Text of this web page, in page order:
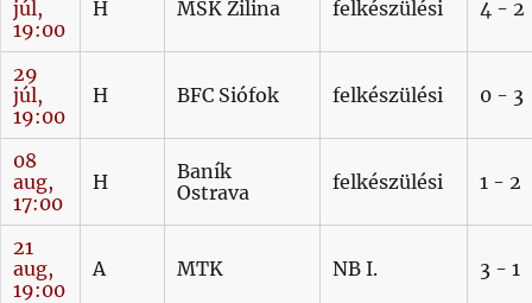
júl,
19:00
H MŠK Žilina felkészülési 4 - 2
29
júl,
19:00
H BFC Siófok felkészülési 0 - 3
08
aug,
17:00
H
Baník
Ostrava
felkészülési 1 - 2
21
aug,
19:00
A MTK NB I. 3 - 1